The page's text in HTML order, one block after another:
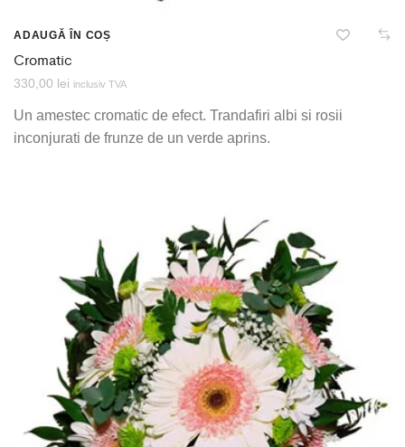
ADAUGĂ ÎN COȘ
Cromatic
330,00 lei inclusiv TVA
Un amestec cromatic de efect. Trandafiri albi si rosii
inconjurati de frunze de un verde aprins.